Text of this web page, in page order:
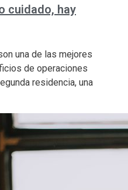
cuidado, hay
una de las mejores
de operaciones
residencia, una